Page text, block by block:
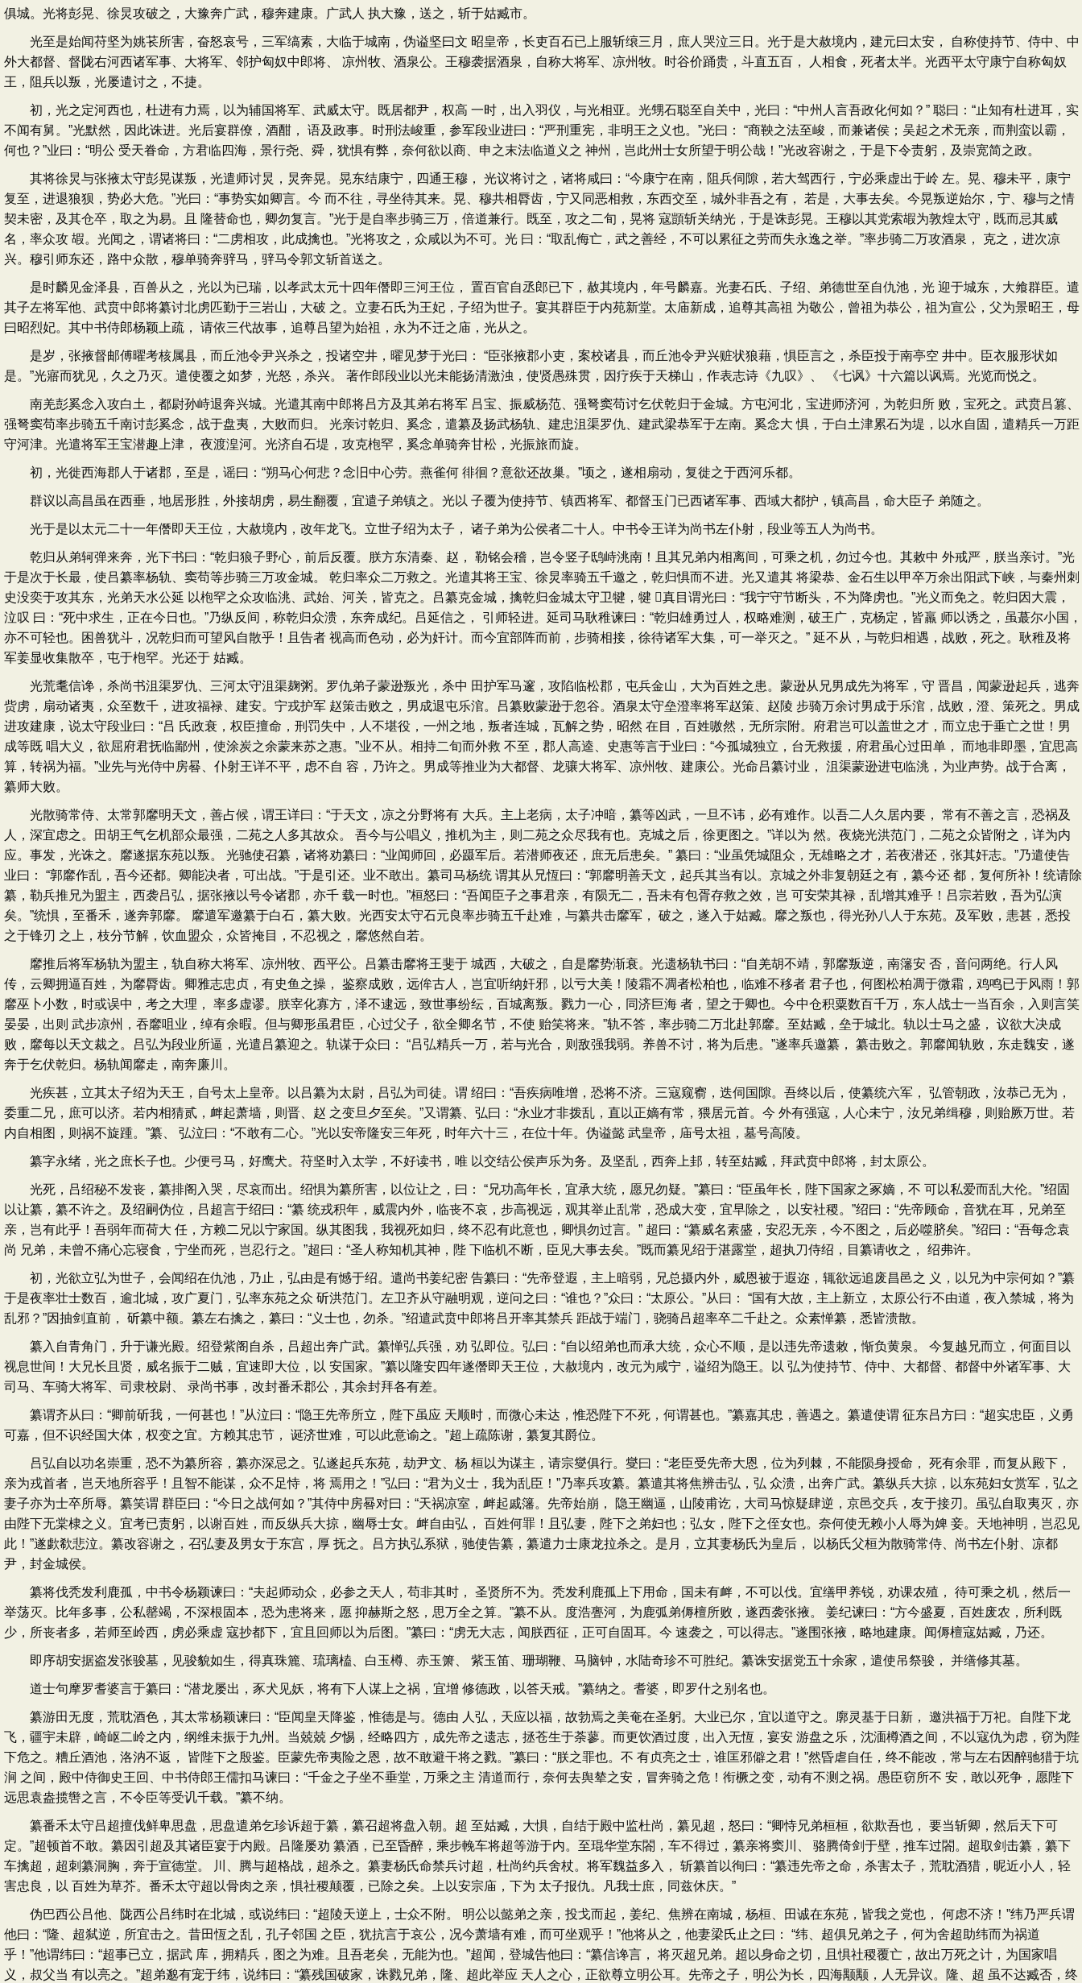
俱城。光将彭晃、徐炅攻破之，大豫奔广武，穆奔建康。广武人 执大豫，送之，斩于姑臧市。
光至是始闻苻坚为姚苌所害，奋怒哀号，三军缟素，大临于城南，伪谥坚曰文 昭皇帝，长吏百石已上服斩缞三月，庶人哭泣三日。光于是大赦境内，建元曰太安， 自称使持节、侍中、中
外大都督、督陇右河西诸军事、大将军、邻护匈奴中郎将、 凉州牧、酒泉公。王穆袭据酒泉，自称大将军、凉州牧。时谷价踊贵，斗直五百， 人相食，死者太半。光西平太守康宁自称匈奴
王，阻兵以叛，光屡遣讨之，不捷。
初，光之定河西也，杜进有力焉，以为辅国将军、武威太守。既居都尹，权高 一时，出入羽仪，与光相亚。光甥石聪至自关中，光曰：“中州人言吾政化何如？” 聪曰：“止知有杜进耳，实
不闻有舅。”光默然，因此诛进。光后宴群僚，酒酣， 语及政事。时刑法峻重，参军段业进曰：“严刑重宪，非明王之义也。”光曰： “商鞅之法至峻，而兼诸侯；吴起之术无亲，而荆蛮以霸，
何也？”业曰：“明公 受天眷命，方君临四海，景行尧、舜，犹惧有弊，奈何欲以商、申之末法临道义之 神州，岂此州士女所望于明公哉！”光改容谢之，于是下令责躬，及崇宽简之政。
其将徐炅与张掖太守彭晃谋叛，光遣师讨炅，炅奔晃。晃东结康宁，四通王穆， 光议将讨之，诸将咸曰：“今康宁在南，阻兵伺隙，若大驾西行，宁必乘虚出于岭 左。晃、穆未平，康宁
复至，进退狼狈，势必大危。”光曰：“事势实如卿言。今 而不往，寻坐待其来。晃、穆共相脣齿，宁又同恶相救，东西交至，城外非吾之有， 若是，大事去矣。今晃叛逆始尔，宁、穆与之情
契未密，及其仓卒，取之为易。且 隆替命也，卿勿复言。”光于是自率步骑三万，倍道兼行。既至，攻之二旬，晃将 寇顗斩关纳光，于是诛彭晃。王穆以其党索嘏为敦煌太守，既而忌其威
名，率众攻 嘏。光闻之，谓诸将曰：“二虏相攻，此成擒也。”光将攻之，众咸以为不可。光 曰：“取乱侮亡，武之善经，不可以累征之劳而失永逸之举。”率步骑二万攻酒泉， 克之，进次凉
兴。穆引师东还，路中众散，穆单骑奔骍马，骍马令郭文斩首送之。
是时麟见金泽县，百兽从之，光以为已瑞，以孝武太元十四年僭即三河王位， 置百官自丞郎已下，赦其境内，年号麟嘉。光妻石氏、子绍、弟德世至自仇池，光 迎于城东，大飨群臣。遣
其子左将军他、武贲中郎将纂讨北虏匹勤于三岩山，大破 之。立妻石氏为王妃，子绍为世子。宴其群臣于内苑新堂。太庙新成，追尊其高祖 为敬公，曾祖为恭公，祖为宣公，父为景昭王，母
曰昭烈妃。其中书侍郎杨颖上疏， 请依三代故事，追尊吕望为始祖，永为不迁之庙，光从之。
是岁，张掖督邮傅曜考核属县，而丘池令尹兴杀之，投诸空井，曜见梦于光曰： “臣张掖郡小吏，案校诸县，而丘池令尹兴赃状狼藉，惧臣言之，杀臣投于南亭空 井中。臣衣服形状如
是。”光寤而犹见，久之乃灭。遣使覆之如梦，光怒，杀兴。 著作郎段业以光未能扬清激浊，使贤愚殊贯，因疗疾于天梯山，作表志诗《九叹》、 《七讽》十六篇以讽焉。光览而悦之。
南羌彭奚念入攻白土，都尉孙峙退奔兴城。光遣其南中郎将吕方及其弟右将军 吕宝、振威杨范、强弩窦苟讨乞伏乾归于金城。方屯河北，宝进师济河，为乾归所 败，宝死之。武贲吕篡、
强弩窦苟率步骑五千南讨彭奚念，战于盘夷，大败而归。 光亲讨乾归、奚念，遣纂及扬武杨轨、建忠沮渠罗仇、建武梁恭军于左南。奚念大 惧，于白土津累石为堤，以水自固，遣精兵一万距
守河津。光遣将军王宝潜趣上津， 夜渡湟河。光济自石堤，攻克枹罕，奚念单骑奔甘松，光振旅而旋。
初，光徙西海郡人于诸郡，至是，谣曰：“朔马心何悲？念旧中心劳。燕雀何 徘徊？意欲还故巢。”顷之，遂相扇动，复徙之于西河乐都。
群议以高昌虽在西垂，地居形胜，外接胡虏，易生翻覆，宜遣子弟镇之。光以 子覆为使持节、镇西将军、都督玉门已西诸军事、西域大都护，镇高昌，命大臣子 弟随之。
光于是以太元二十一年僭即天王位，大赦境内，改年龙飞。立世子绍为太子， 诸子弟为公侯者二十人。中书令王详为尚书左仆射，段业等五人为尚书。
乾归从弟轲弹来奔，光下书曰：“乾归狼子野心，前后反覆。朕方东清秦、赵， 勒铭会稽，岂令竖子鸱峙洮南！且其兄弟内相离间，可乘之机，勿过今也。其敕中 外戒严，朕当亲讨。”光
于是次于长最，使吕纂率杨轨、窦苟等步骑三万攻金城。 乾归率众二万救之。光遣其将王宝、徐炅率骑五千邀之，乾归惧而不进。光又遣其 将梁恭、金石生以甲卒万余出阳武下峡，与秦州刺
史没奕于攻其东，光弟天水公延 以枹罕之众攻临洮、武始、河关，皆克之。吕纂克金城，擒乾归金城太守卫犍，犍 真目谓光曰：“我宁守节断头，不为降虏也。”光义而免之。乾归因大震，
泣叹 曰：“死中求生，正在今日也。”乃纵反间，称乾归众溃，东奔成纪。吕延信之， 引师轻进。延司马耿稚谏曰：“乾归雄勇过人，权略难测，破王广，克杨定，皆羸 师以诱之，虽蕞尔小国，
亦不可轻也。困兽犹斗，况乾归而可望风自散乎！且告者 视高而色动，必为奸计。而今宜部阵而前，步骑相接，徐待诸军大集，可一举灭之。” 延不从，与乾归相遇，战败，死之。耿稚及将
军姜显收集散卒，屯于枹罕。光还于 姑臧。
光荒耄信谗，杀尚书沮渠罗仇、三河太守沮渠麹粥。罗仇弟子蒙逊叛光，杀中 田护军马邃，攻陷临松郡，屯兵金山，大为百姓之患。蒙逊从兄男成先为将军，守 晋昌，闻蒙逊起兵，逃奔
赀虏，扇动诸夷，众至数千，进攻福禄、建安。宁戎护军 赵策击败之，男成退屯乐涫。吕纂败蒙逊于忽谷。酒泉太守垒澄率将军赵策、赵陵 步骑万余讨男成于乐涫，战败，澄、策死之。男成
进攻建康，说太守段业曰：“吕 氏政衰，权臣擅命，刑罚失中，人不堪役，一州之地，叛者连城，瓦解之势，昭然 在目，百姓嗷然，无所宗附。府君岂可以盖世之才，而立忠于垂亡之世！男
成等既 唱大义，欲屈府君抚临鄙州，使涂炭之余蒙来苏之惠。”业不从。相持二旬而外救 不至，郡人高逵、史惠等言于业曰：“今孤城独立，台无救援，府君虽心过田单， 而地非即墨，宜思高
算，转祸为福。”业先与光侍中房晷、仆射王详不平，虑不自 容，乃许之。男成等推业为大都督、龙骧大将军、凉州牧、建康公。光命吕纂讨业， 沮渠蒙逊进屯临洮，为业声势。战于合离，
纂师大败。
光散骑常侍、太常郭黁明天文，善占候，谓王详曰：“于天文，凉之分野将有 大兵。主上老病，太子冲暗，纂等凶武，一旦不讳，必有难作。以吾二人久居内要， 常有不善之言，恐祸及
人，深宜虑之。田胡王气乞机部众最强，二苑之人多其故众。 吾今与公唱义，推机为主，则二苑之众尽我有也。克城之后，徐更图之。”详以为 然。夜烧光洪范门，二苑之众皆附之，详为内
应。事发，光诛之。黁遂据东苑以叛。 光驰使召纂，诸将劝纂曰：“业闻师回，必蹑军后。若潜师夜还，庶无后患矣。” 纂曰：“业虽凭城阻众，无雄略之才，若夜潜还，张其奸志。”乃遣使告
业曰： “郭黁作乱，吾今还都。卿能决者，可出战。”于是引还。业不敢出。纂司马杨统 谓其从兄恆曰：“郭黁明善天文，起兵其当有以。京城之外非复朝廷之有，纂今还 都，复何所补！统请除
纂，勒兵推兄为盟主，西袭吕弘，据张掖以号令诸郡，亦千 载一时也。”桓怒曰：“吾闻臣子之事君亲，有陨无二，吾未有包胥存救之效，岂 可安荣其禄，乱增其难乎！吕宗若败，吾为弘演
矣。”统惧，至番禾，遂奔郭黁。 黁遣军邀纂于白石，纂大败。光西安太守石元良率步骑五千赴难，与纂共击黁军， 破之，遂入于姑臧。黁之叛也，得光孙八人于东苑。及军败，恚甚，悉投
之于锋刃 之上，枝分节解，饮血盟众，众皆掩目，不忍视之，黁悠然自若。
黁推后将军杨轨为盟主，轨自称大将军、凉州牧、西平公。吕纂击黁将王斐于 城西，大破之，自是黁势渐衰。光遗杨轨书曰：“自羌胡不靖，郭黁叛逆，南籓安 否，音问两绝。行人风
传，云卿拥逼百姓，为黁脣齿。卿雅志忠贞，有史鱼之操， 鉴察成败，远侔古人，岂宜听纳奸邪，以亏大美！陵霜不凋者松柏也，临难不移者 君子也，何图松柏凋于微霜，鸡鸣已于风雨！郭
黁巫卜小数，时或误中，考之大理， 率多虚谬。朕宰化寡方，泽不逮远，致世事纷纭，百城离叛。戮力一心，同济巨海 者，望之于卿也。今中仓积粟数百千万，东人战士一当百余，入则言笑
晏晏，出则 武步凉州，吞黁咀业，绰有余暇。但与卿形虽君臣，心过父子，欲全卿名节，不使 贻笑将来。”轨不答，率步骑二万北赴郭黁。至姑臧，垒于城北。轨以士马之盛， 议欲大决成
败，黁每以天文裁之。吕弘为段业所逼，光遣吕纂迎之。轨谋于众曰： “吕弘精兵一万，若与光合，则敌强我弱。养兽不讨，将为后患。”遂率兵邀纂， 纂击败之。郭黁闻轨败，东走魏安，遂
奔于乞伏乾归。杨轨闻黁走，南奔廉川。
光疾甚，立其太子绍为天王，自号太上皇帝。以吕纂为太尉，吕弘为司徒。谓 绍曰：“吾疾病唯增，恐将不济。三寇窥窬，迭伺国隙。吾终以后，使纂统六军， 弘管朝政，汝恭己无为，
委重二兄，庶可以济。若内相猜贰，衅起萧墙，则晋、赵 之变旦夕至矣。”又谓纂、弘曰：“永业才非拨乱，直以正嫡有常，猥居元首。今 外有强寇，人心未宁，汝兄弟缉穆，则贻厥万世。若
内自相图，则祸不旋踵。”纂、 弘泣曰：“不敢有二心。”光以安帝隆安三年死，时年六十三，在位十年。伪谥懿 武皇帝，庙号太祖，墓号高陵。
纂字永绪，光之庶长子也。少便弓马，好鹰犬。苻坚时入太学，不好读书，唯 以交结公侯声乐为务。及坚乱，西奔上邽，转至姑臧，拜武贲中郎将，封太原公。
光死，吕绍秘不发丧，纂排阁入哭，尽哀而出。绍惧为纂所害，以位让之，曰： “兄功高年长，宜承大统，愿兄勿疑。”纂曰：“臣虽年长，陛下国家之冢嫡，不 可以私爱而乱大伦。”绍固
以让纂，纂不许之。及绍嗣伪位，吕超言于绍曰：“纂 统戎积年，威震内外，临丧不哀，步高视远，观其举止乱常，恐成大变，宜早除之， 以安社稷。”绍曰：“先帝顾命，音犹在耳，兄弟至
亲，岂有此乎！吾弱年而荷大 任，方赖二兄以宁家国。纵其图我，我视死如归，终不忍有此意也，卿惧勿过言。” 超曰：“纂威名素盛，安忍无亲，今不图之，后必噬脐矣。”绍曰：“吾每念袁
尚 兄弟，未曾不痛心忘寝食，宁坐而死，岂忍行之。”超曰：“圣人称知机其神，陛 下临机不断，臣见大事去矣。”既而纂见绍于湛露堂，超执刀侍绍，目纂请收之， 绍弗许。
初，光欲立弘为世子，会闻绍在仇池，乃止，弘由是有憾于绍。遣尚书姜纪密 告纂曰：“先帝登遐，主上暗弱，兄总摄内外，威恩被于遐迩，辄欲远追废昌邑之 义，以兄为中宗何如？”纂
于是夜率壮士数百，逾北城，攻广夏门，弘率东苑之众 斫洪范门。左卫齐从守融明观，逆问之曰：“谁也？”众曰：“太原公。”从曰： “国有大故，主上新立，太原公行不由道，夜入禁城，将为
乱邪？”因抽剑直前， 斫纂中额。纂左右擒之，纂曰：“义士也，勿杀。”绍遣武贲中郎将吕开率其禁兵 距战于端门，骁骑吕超率卒二千赴之。众素惮纂，悉皆溃散。
纂入自青角门，升于谦光殿。绍登紫阁自杀，吕超出奔广武。纂惮弘兵强，劝 弘即位。弘曰：“自以绍弟也而承大统，众心不顺，是以违先帝遗敕，惭负黄泉。 今复越兄而立，何面目以
视息世间！大兄长且贤，威名振于二贼，宜速即大位，以 安国家。”纂以隆安四年遂僭即天王位，大赦境内，改元为咸宁，谥绍为隐王。以 弘为使持节、侍中、大都督、都督中外诸军事、大
司马、车骑大将军、司隶校尉、 录尚书事，改封番禾郡公，其余封拜各有差。
纂谓齐从曰：“卿前斫我，一何甚也！”从泣曰：“隐王先帝所立，陛下虽应 天顺时，而微心未达，惟恐陛下不死，何谓甚也。”纂嘉其忠，善遇之。纂遣使谓 征东吕方曰：“超实忠臣，义勇
可嘉，但不识经国大体，权变之宜。方赖其忠节， 诞济世难，可以此意谕之。”超上疏陈谢，纂复其爵位。
吕弘自以功名崇重，恐不为纂所容，纂亦深忌之。弘遂起兵东苑，劫尹文、杨 桓以为谋主，请宗燮俱行。燮曰：“老臣受先帝大恩，位为列棘，不能陨身授命， 死有余罪，而复从殿下，
亲为戎首者，岂天地所容乎！且智不能谋，众不足恃，将 焉用之！”弘曰：“君为义士，我为乱臣！”乃率兵攻纂。纂遣其将焦辨击弘，弘 众溃，出奔广武。纂纵兵大掠，以东苑妇女赏军，弘之
妻子亦为士卒所辱。纂笑谓 群臣曰：“今日之战何如？”其侍中房晷对曰：“天祸凉室，衅起戚籓。先帝始崩， 隐王幽逼，山陵甫讫，大司马惊疑肆逆，京邑交兵，友于接刃。虽弘自取夷灭，亦
由陛下无棠棣之义。宜考已责躬，以谢百姓，而反纵兵大掠，幽辱士女。衅自由弘， 百姓何罪！且弘妻，陛下之弟妇也；弘女，陛下之侄女也。奈何使无赖小人辱为婢 妾。天地神明，岂忍见
此！”遂歔欷悲泣。纂改容谢之，召弘妻及男女于东宫，厚 抚之。吕方执弘系狱，驰使告纂，纂遣力士康龙拉杀之。是月，立其妻杨氏为皇后， 以杨氏父桓为散骑常侍、尚书左仆射、凉都
尹，封金城侯。
纂将伐秃发利鹿孤，中书令杨颖谏曰：“夫起师动众，必参之天人，苟非其时， 圣贤所不为。秃发利鹿孤上下用命，国未有衅，不可以伐。宜缮甲养锐，劝课农殖， 待可乘之机，然后一
举荡灭。比年多事，公私罄竭，不深根固本，恐为患将来，愿 抑赫斯之怒，思万全之算。”纂不从。度浩亹河，为鹿弧弟傉檀所败，遂西袭张掖。 姜纪谏曰：“方今盛夏，百姓废农，所利既
少，所丧者多，若师至岭西，虏必乘虚 寇抄都下，宜且回师以为后图。”纂曰：“虏无大志，闻朕西征，正可自固耳。今 速袭之，可以得志。”遂围张掖，略地建康。闻傉檀寇姑臧，乃还。
即序胡安据盗发张骏墓，见骏貌如生，得真珠簏、琉璃榼、白玉樽、赤玉箫、 紫玉笛、珊瑚鞭、马脑钟，水陆奇珍不可胜纪。纂诛安据党五十余家，遣使吊祭骏， 并缮修其墓。
道士句摩罗耆婆言于纂曰：“潜龙屡出，豕犬见妖，将有下人谋上之祸，宜增 修德政，以答天戒。”纂纳之。耆婆，即罗什之别名也。
纂游田无度，荒耽酒色，其太常杨颖谏曰：“臣闻皇天降鉴，惟德是与。德由 人弘，天应以福，故勃焉之美奄在圣躬。大业已尔，宜以道守之。廓灵基于日新， 邀洪福于万祀。自陛下龙
飞，疆宇未辟，崎岖二岭之内，纲维未振于九州。当兢兢 夕惕，经略四方，成先帝之遗志，拯苍生于荼蓼。而更饮酒过度，出入无恆，宴安 游盘之乐，沈湎樽酒之间，不以寇仇为虑，窃为陛
下危之。糟丘酒池，洛汭不返， 皆陛下之殷鉴。臣蒙先帝夷险之恩，故不敢避干将之戮。”纂曰：“朕之罪也。不 有贞亮之士，谁匡邪僻之君！”然昏虐自任，终不能改，常与左右因醉驰猎于坑
涧 之间，殿中侍御史王回、中书侍郎王儒扣马谏曰：“千金之子坐不垂堂，万乘之主 清道而行，奈何去舆辇之安，冒奔骑之危！衔橛之变，动有不测之祸。愚臣窃所不 安，敢以死争，愿陛下
远思袁盎揽辔之言，不令臣等受讥千载。”纂不纳。
纂番禾太守吕超擅伐鲜卑思盘，思盘遣弟乞珍诉超于纂，纂召超将盘入朝。超 至姑臧，大惧，自结于殿中监杜尚，纂见超，怒曰：“卿恃兄弟桓桓，欲欺吾也， 要当斩卿，然后天下可
定。”超顿首不敢。纂因引超及其诸臣宴于内殿。吕隆屡劝 纂酒，已至昏醉，乘步輓车将超等游于内。至琨华堂东閤，车不得过，纂亲将窦川、 骆腾倚剑于壁，推车过閤。超取剑击纂，纂下
车擒超，超刺纂洞胸，奔于宣德堂。 川、腾与超格战，超杀之。纂妻杨氏命禁兵讨超，杜尚约兵舍杖。将军魏益多入， 斩纂首以徇曰：“纂违先帝之命，杀害太子，荒耽酒猎，昵近小人，轻
害忠良，以 百姓为草芥。番禾太守超以骨肉之亲，惧社稷颠覆，已除之矣。上以安宗庙，下为 太子报仇。凡我士庶，同兹休庆。”
伪巴西公吕他、陇西公吕纬时在北城，或说纬曰：“超陵天逆上，士众不附。 明公以懿弟之亲，投戈而起，姜纪、焦辨在南城，杨桓、田诚在东苑，皆我之党也， 何虑不济！”纬乃严兵谓
他曰：“隆、超弑逆，所宜击之。昔田恆之乱，孔子邻国 之臣，犹抗言于哀公，况今萧墙有难，而可坐观乎！”他将从之，他妻梁氏止之曰： “纬、超俱兄弟之子，何为舍超助纬而为祸道
乎！”他谓纬曰：“超事已立，据武 库，拥精兵，图之为难。且吾老矣，无能为也。”超闻，登城告他曰：“纂信谗言， 将灭超兄弟。超以身命之切，且惧社稷覆亡，故出万死之计，为国家唱
义，叔父当 有以亮之。”超弟邈有宠于纬，说纬曰：“纂残国破家，诛戮兄弟，隆、超此举应 天人之心，正欲尊立明公耳。先帝之子，明公为长，四海颙颙，人无异议。隆、超 虽不达臧否，终